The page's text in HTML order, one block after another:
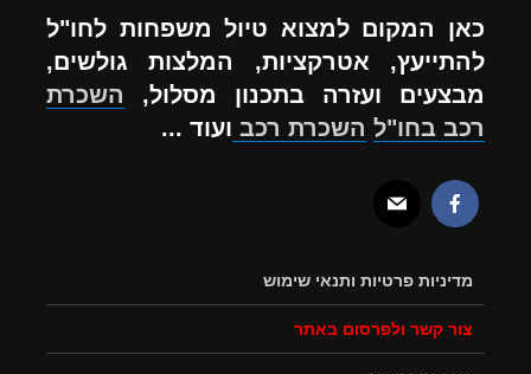
כאן המקום למצוא טיול משפחות לחו"ל
להתייעץ, אטרקציות, המלצות גולשים,
מבצעים ועזרה בתכנון מסלול, השכרת
רכב בחו"ל השכרת רכב ועוד ...
מדיניות פרטיות ותנאי שימוש
צור קשר ולפרסום באתר